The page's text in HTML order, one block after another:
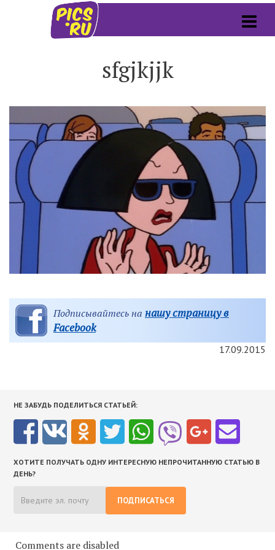
sfgjkjjk
Подписывайтесь на нашу страницу в
Facebook
17.09.2015
НЕ ЗАБУДЬ ПОДЕЛИТЬСЯ СТАТЬЕЙ:
ХОТИТЕ ПОЛУЧАТЬ ОДНУ ИНТЕРЕСНУЮ НЕПРОЧИТАННУЮ СТАТЬЮ В
ДЕНЬ?
ПОДПИСАТЬСЯ
Comments are disabled